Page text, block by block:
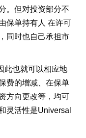
。但对投资部分不
保单持有人 在许可
同时也自己承担市
也就可以相应地
费的增减、在保单
方向更改等，均可
灵活性是Universal